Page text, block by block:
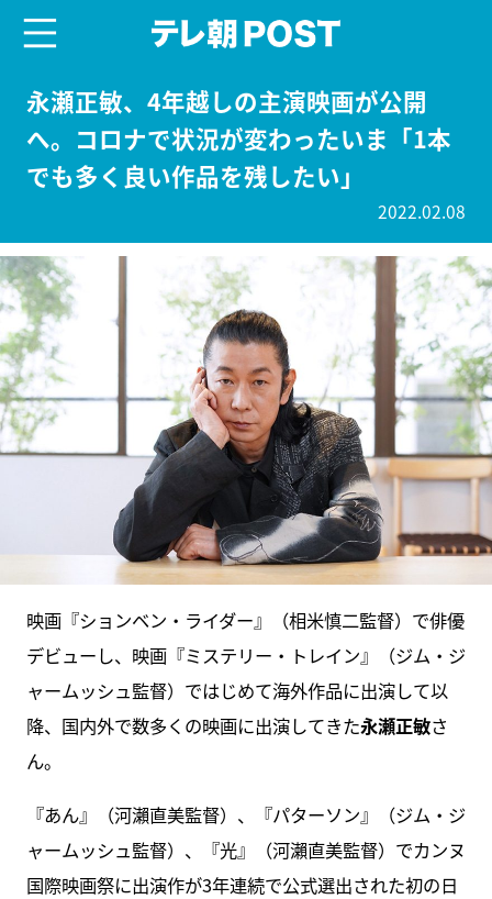
永瀬正敏、4年越しの主演映画が公開
へ。コロナで状況が変わったいま「1本
でも多く良い作品を残したい」
2022.02.08
映画『ションベン・ライダー』（相米慎二監督）で俳優
デビューし、映画『ミステリー・トレイン』（ジム・ジ
ャームッシュ監督）ではじめて海外作品に出演して以
降、国内外で数多くの映画に出演してきた永瀬正敏さ
ん。
『あん』（河瀨直美監督）、『パターソン』（ジム・ジ
ャームッシュ監督）、『光』（河瀨直美監督）でカンヌ
国際映画祭に出演作が3年連続で公式選出された初の日